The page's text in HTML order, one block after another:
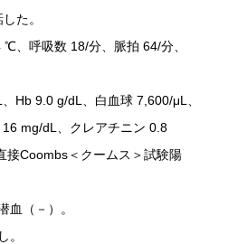
た。
、呼吸数 18/分、脈拍 64/分、
Hb 9.0 g/dL、白血球 7,600/μL、
mg/dL、クレアチニン 0.8
接Coombs＜クームス＞試験陽
血（－）。
。